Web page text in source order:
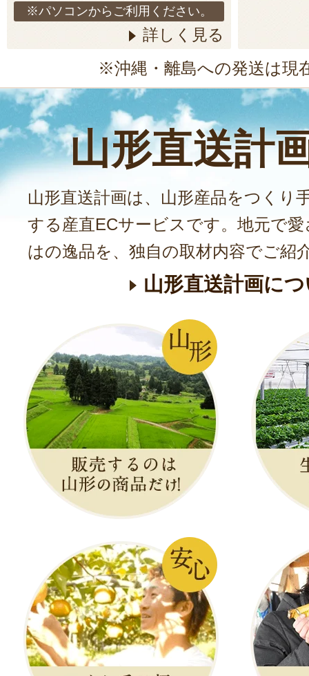
※パソコンからご利用ください。
詳しく見る
※沖縄・離島への発送は現
山形直送計
山形直送計画は、山形産品をつくり
する産直ECサービスです。地元で
はの逸品を、独自の取材内容でご紹
山形直送計画に